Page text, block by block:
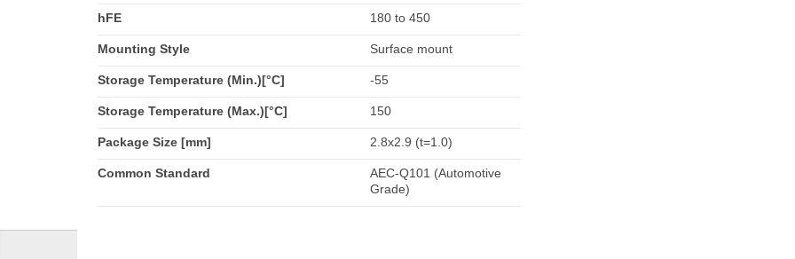
hFE 180 to 450
Mounting Style Surface mount
Storage Temperature (Min.)[°C] -55
Storage Temperature (Max.)[°C] 150
Package Size [mm] 2.8x2.9 (t=1.0)
Common Standard
AEC-Q101 (Automotive
Grade)